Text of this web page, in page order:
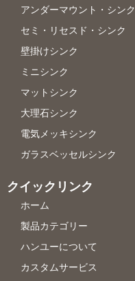
アンダーマウント・シンク
セミ・リセスド・シンク
壁掛けシンク
ミニシンク
マットシンク
大理石シンク
電気メッキシンク
ガラスベッセルシンク
クイックリンク
ホーム
製品カテゴリー
ハンユーについて
カスタムサービス